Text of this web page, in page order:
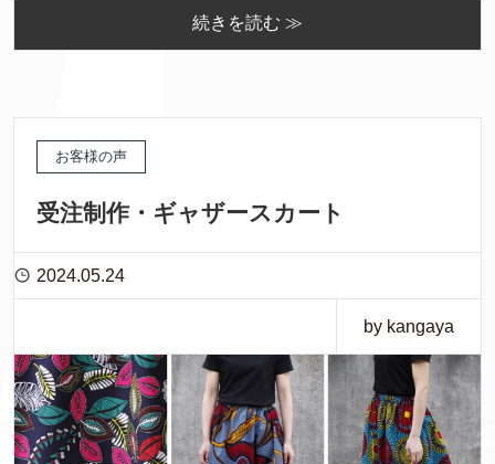
続きを読む ≫
お客様の声
受注制作・ギャザースカート
2024.05.24
by kangaya